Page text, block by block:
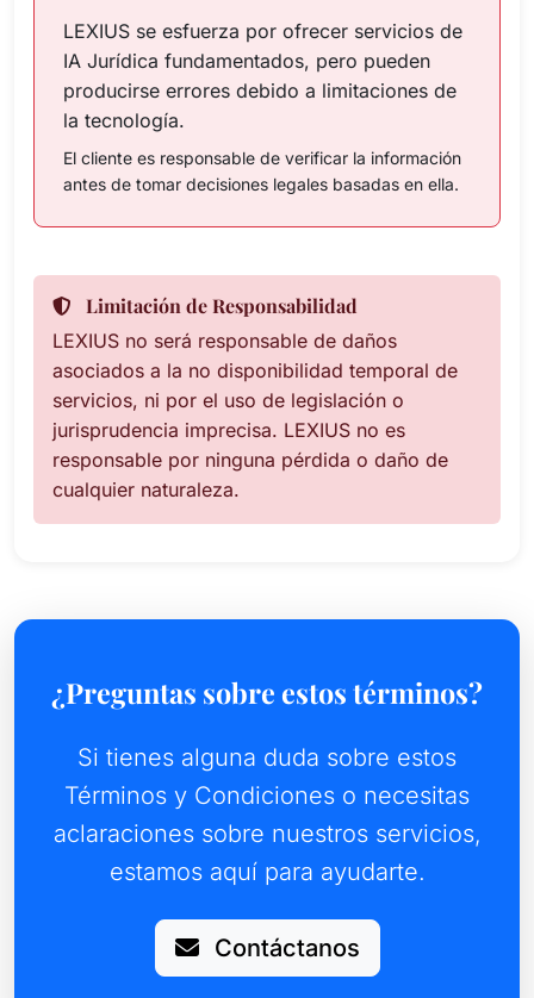
LEXIUS se esfuerza por ofrecer servicios de
IA Jurídica fundamentados, pero pueden
producirse errores debido a limitaciones de
la tecnología.
El cliente es responsable de verificar la información
antes de tomar decisiones legales basadas en ella.
Limitación de Responsabilidad
LEXIUS no será responsable de daños
asociados a la no disponibilidad temporal de
servicios, ni por el uso de legislación o
jurisprudencia imprecisa. LEXIUS no es
responsable por ninguna pérdida o daño de
cualquier naturaleza.
¿Preguntas sobre estos términos?
Si tienes alguna duda sobre estos
Términos y Condiciones o necesitas
aclaraciones sobre nuestros servicios,
estamos aquí para ayudarte.
Contáctanos